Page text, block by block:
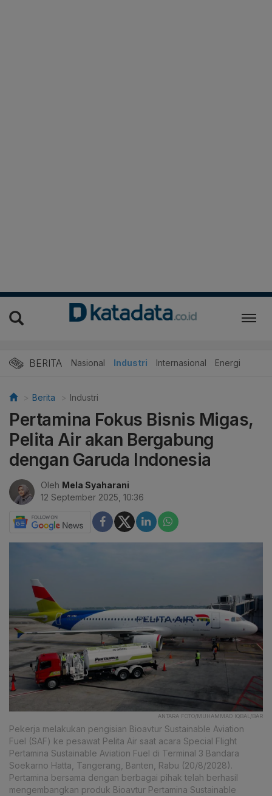
BERITA Nasional Industri Internasional Energi
Berita Industri
Pertamina Fokus Bisnis Migas,
Pelita Air akan Bergabung
dengan Garuda Indonesia
Oleh Mela Syaharani
12 September 2025, 10:36
ANTARA FOTO/MUHAMMAD IQBAL/BAR
Pekerja melakukan pengisian Bioavtur Sustainable Aviation
Fuel (SAF) ke pesawat Pelita Air saat acara Special Flight
Pertamina Sustainable Aviation Fuel di Terminal 3 Bandara
Soekarno Hatta, Tangerang, Banten, Rabu (20/8/2028).
Pertamina bersama dengan berbagai pihak telah berhasil
mengembangkan produk Bioavtur Pertamina Sustainable